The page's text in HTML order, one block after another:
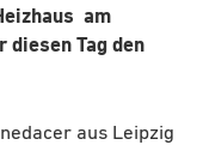
am
diesen Tag den
aus Leipzig